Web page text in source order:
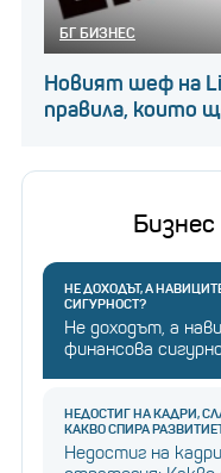
БГ БИЗНЕС
Новият шеф на
правила, които
НЕ ДОХОДЪТ, А
СИГУРНОСТ?
Не доходът, а
финансова
НЕДОСТИГ НА КАДРИ,
КАКВО СПИРА
Недостиг на